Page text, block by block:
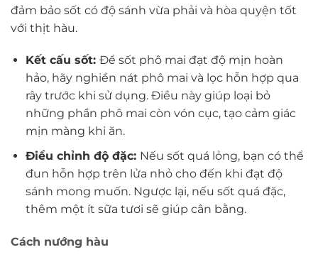
đảm bảo sốt có độ sánh vừa phải và hòa quyện tốt
với thịt hàu.
Kết cấu sốt: Để sốt phô mai đạt độ mịn hoàn
hảo, hãy nghiền nát phô mai và lọc hỗn hợp qua
rây trước khi sử dụng. Điều này giúp loại bỏ
những phần phô mai còn vón cục, tạo cảm giác
mịn màng khi ăn.
Điều chỉnh độ đặc: Nếu sốt quá lỏng, bạn có thể
đun hỗn hợp trên lửa nhỏ cho đến khi đạt độ
sánh mong muốn. Ngược lại, nếu sốt quá đặc,
thêm một ít sữa tươi sẽ giúp cân bằng.
Cách nướng hàu